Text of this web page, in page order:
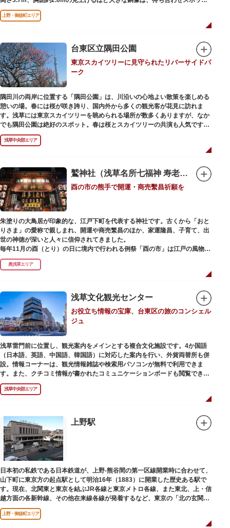
やフォトスポットとして親しまれています。彫刻家、高村光雲によって作ら
れた像は、愛犬のツンと一緒にうさぎ狩りに出かけているところだそう。
上野公園にお立ち寄りの際は、ぜひ「上野の西郷さん」と写真撮影を楽しん
上野・御徒町エリア
台東区立隅田公園
東京スカイツリーに見守られたリバーサイドパ
ーク
隅田川の両岸に位置する「隅田公園」は、川沿いの心地よい散策を楽しめる
憩いの場。春には桜が咲き誇り、国内外から多くの観光客が花見に訪れま
す。浅草には東京スカイツリーを眺められる場所が数多くありますが、なか
でも隅田公園は絶好のスポット。春は桜とスカイツリーの共演も人気です。
川沿いにある「隅田公園オープンカフェ」は、店舗の一部を屋外にした開放
的なカフェ・レストラン。綺麗な景色を眺めながら、コーヒー片手にのんび
りと過ごしても良いですね。また、クジラの滑り台が目印の「遊具広場」は
身体を動かせます。
隅田川橋梁に設置された全長約160mの「すみだリバーウォーク」は、東京
スカイツリーまでの最短距離ルートのひとつ。歩道橋の途中にあるガラス床
から隅田川を見下ろしたり、すぐ横を走る電車の迫力を楽しんだり、隅田川
散策にいかがでしょうか。
浅草中央部エリア
鷲神社（浅草名所七福神 寿老人）
酉の市の熊手で開運・商売繫昌祈願を
朱塗りの大鳥居が印象的な、江戸下町を代表する神社です。古くから「おと
りさま」の愛称で親しまれ、開運や商売繁昌のほか、家運隆昌、子育て、出
世の神徳が深いと人々に信仰されてきました。
毎年11月の酉（とり）の日に境内で行われる例祭「酉の市」は江戸の風物詩
として有名。福をかきこむと言われる熊手をはじめ八ツ頭芋、お多福の面な
ど、色とりどりの縁起物を買い求める人たちで賑わいます。樋口一葉の代表
なでる場所によって異なるご利益を授かるといわれる「なでおかめ」も人
気。ふっくらとした優しい顔立ちのおかめは「お多福」とも言われ、福が多
く幸せを招く女性の象徴という事から長年親しまれる縁起物です。
ご祭神としては天日鷲命（あめのひわしのみこと）と日本武尊（やまとたけ
るのみこと）の他、浅草名所七福神のひとつとしても知られ、寿老人が祀ら
れています。
奥浅草エリア
浅草文化観光センター
お役立ち情報の宝庫、台東区の旅のコンシェル
ジュ
浅草雷門前に位置し、観光案内をメインとする複合文化施設です。4か国語
（日本語、英語、中国語、韓国語）に対応した案内を行い、外貨両替所も併
設。情報コーナーは、観光情報雑誌や検索用パソコンが無料で利用できま
す。また、クチコミ情報が書かれたコミュニケーションボードも閲覧できる
ので、とっておきの旅のヒントを得られるかも。多目的スペースでは、映像
を活用し台東区のみどころやイベント、歴史、文化を紹介。通常、イスが配
仲見世や、隅田川や東京スカイツリーも一望できるビュースポットとなって
います。
浅草の街並みに溶け込む平屋を重ねたようなおしゃれな外観は、日本を代表
する建築家・隈研吾氏によるデザイン。木の温もりあふれる空間は、初めて
日本を訪れる海外ツーリストにも優しい印象を与えています。
浅草中央部エリア
上野駅
日本初の私鉄である日本鉄道が、上野-熊谷間の第一区線開業時に合わせて、
山下町に東京方の起点駅として明治16年（1883）に開業した歴史ある駅で
す。現在、北関東と東京を結ぶJR各線と東京メトロ各線、また東北、上・信
越方面の各新幹線、その他在来線各線が発着するなど、東京の「北の玄関
口」として機能しています。
上野・御徒町エリア